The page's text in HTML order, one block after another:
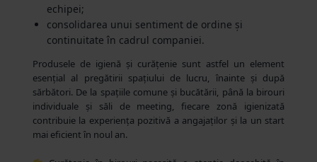
echipei;
consolidarea unui sentiment de ordine și
continuitate în cadrul companiei.
Produsele de igienă și curățenie sunt astfel un element
esențial al pregătirii spațiului de lucru, înainte și după
sărbători. De la spațiile comune și bucătării, până la birouri
individuale și săli de meeting, fiecare zonă igienizată
contribuie la experiența pozitivă a angajaților și la un start
mai eficient în noul an.